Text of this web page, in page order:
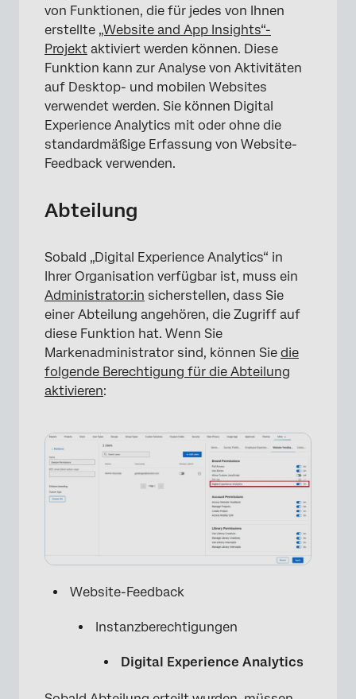
von Funktionen, die für jedes von Ihnen
erstellte „Website and App Insights“-
Projekt aktiviert werden können. Diese
Funktion kann zur Analyse von Aktivitäten
auf Desktop- und mobilen Websites
verwendet werden. Sie können Digital
Experience Analytics mit oder ohne die
standardmäßige Erfassung von Website-
Feedback verwenden.
Abteilung
Sobald „Digital Experience Analytics“ in
Ihrer Organisation verfügbar ist, muss ein
Administrator:in sicherstellen, dass Sie
einer Abteilung angehören, die Zugriff auf
diese Funktion hat. Wenn Sie
Markenadministrator sind, können Sie die
folgende Berechtigung für die Abteilung
aktivieren:
Website-Feedback
Instanzberechtigungen
Digital Experience Analytics